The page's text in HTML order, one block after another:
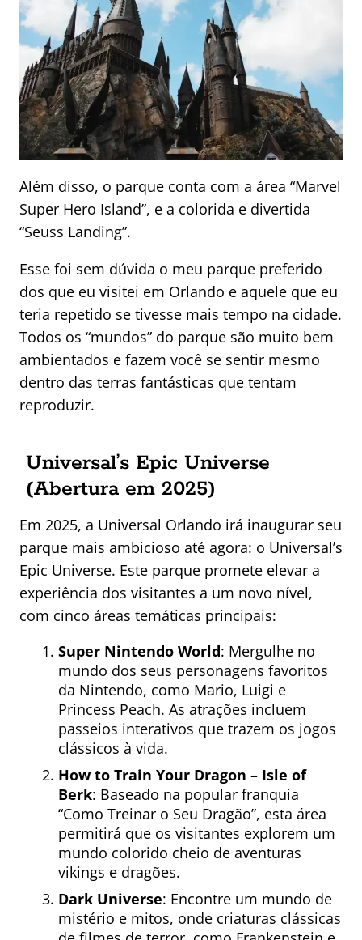
Além disso, o parque conta com a área “Marvel
Super Hero Island”, e a colorida e divertida
“Seuss Landing”.
Esse foi sem dúvida o meu parque preferido
dos que eu visitei em Orlando e aquele que eu
teria repetido se tivesse mais tempo na cidade.
Todos os “mundos” do parque são muito bem
ambientados e fazem você se sentir mesmo
dentro das terras fantásticas que tentam
reproduzir.
Universal’s Epic Universe
(Abertura em 2025)
Em 2025, a Universal Orlando irá inaugurar seu
parque mais ambicioso até agora: o Universal’s
Epic Universe. Este parque promete elevar a
experiência dos visitantes a um novo nível,
com cinco áreas temáticas principais:
Super Nintendo World: Mergulhe no
mundo dos seus personagens favoritos
da Nintendo, como Mario, Luigi e
Princess Peach. As atrações incluem
passeios interativos que trazem os jogos
clássicos à vida.
How to Train Your Dragon – Isle of
Berk: Baseado na popular franquia
“Como Treinar o Seu Dragão”, esta área
permitirá que os visitantes explorem um
mundo colorido cheio de aventuras
vikings e dragões.
Dark Universe: Encontre um mundo de
mistério e mitos, onde criaturas clássicas